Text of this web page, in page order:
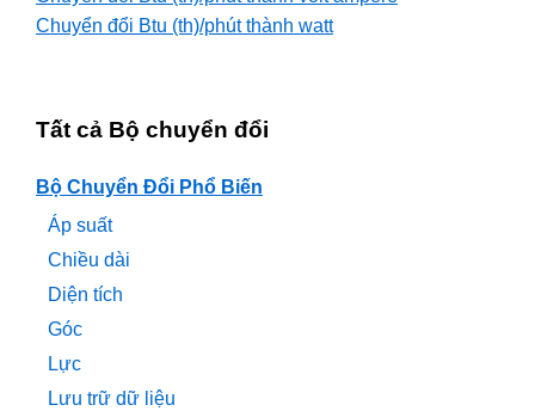
Chuyển đổi Btu (th)/phút thành watt
Tất cả Bộ chuyển đổi
Bộ Chuyển Đổi Phổ Biến
Áp suất
Chiều dài
Diện tích
Góc
Lực
Lưu trữ dữ liệu